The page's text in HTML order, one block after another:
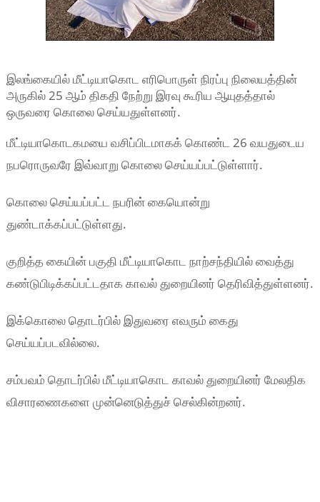
இலங்கையில் மீட்டியாகொட எரிபொருள் நிரப்பு நிலையத்தின்
அருகில் 25 ஆம் திகதி நேற்று இரவு கூரிய ஆயுதத்தால்
ஒருவரை கொலை செய்யதுள்ளனர்.
மீட்டியாகொடகமயை வசிப்பிடமாகக் கொண்ட 26 வயதுடைய
நபரொருவரே இவ்வாறு கொலை செய்யப்பட்டுள்ளார்.
கொலை செய்யப்பட்ட நபரின் கையொன்று
துண்டாக்கப்பட்டுள்ளது.
குறித்த கையின் பகுதி மீட்டியாகொட நாற்சந்தியில் வைத்து
கண்டுபிடிக்கப்பட்டதாக காவல் துறையினர் தெரிவித்துள்ளனர்.
இக்கொலை தொடர்பில் இதுவரை எவரும் கைது
செய்யப்படவில்லை.
சம்பவம் தொடர்பில் மீட்டியாகொட காவல் துறையினர் மேலதிக
விசாரணைகளை முன்னெடுத்துச் செல்கின்றனர்.